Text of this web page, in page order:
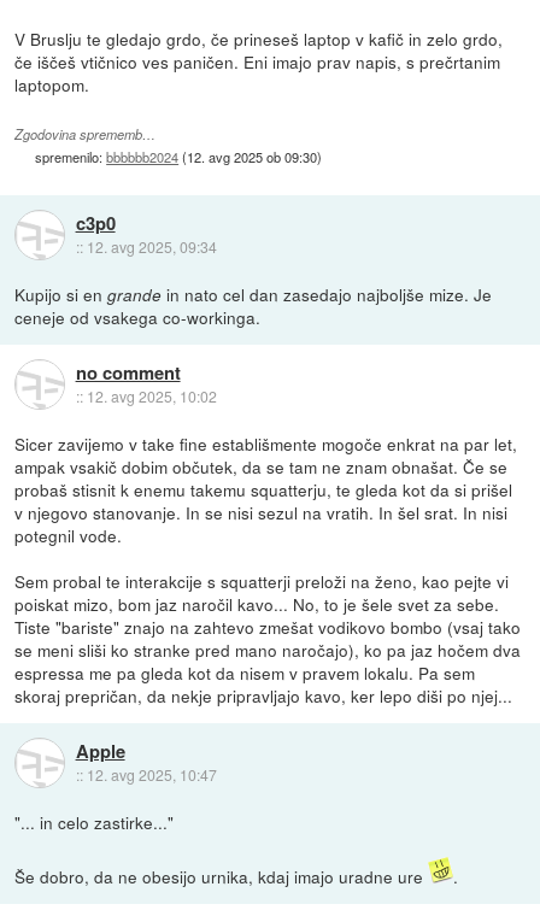
V Bruslju te gledajo grdo, če prineseš laptop v kafič in zelo grdo,
če iščeš vtičnico ves paničen. Eni imajo prav napis, s prečrtanim
laptopom.
Zgodovina sprememb…
spremenilo:bbbbbb2024(12. avg 2025 ob 09:30)
c3p0
:: 12. avg 2025, 09:34
Kupijo si engrande in nato cel dan zasedajo najboljše mize. Je
ceneje od vsakega co-workinga.
no comment
:: 12. avg 2025, 10:02
Sicer zavijemo v take fine establišmente mogoče enkrat na par let,
ampak vsakič dobim občutek, da se tam ne znam obnašat. Če se
probaš stisnit k enemu takemu squatterju, te gleda kot da si prišel
v njegovo stanovanje. In se nisi sezul na vratih. In šel srat. In nisi
potegnil vode.
Sem probal te interakcije s squatterji preloži na ženo, kao pejte vi
poiskat mizo, bom jaz naročil kavo... No, to je šele svet za sebe.
Tiste "bariste" znajo na zahtevo zmešat vodikovo bombo (vsaj tako
se meni sliši ko stranke pred mano naročajo), ko pa jaz hočem dva
espressa me pa gleda kot da nisem v pravem lokalu. Pa sem
skoraj prepričan, da nekje pripravljajo kavo, ker lepo diši po njej...
Apple
:: 12. avg 2025, 10:47
"... in celo zastirke..."
Še dobro, da ne obesijo urnika, kdaj imajo uradne ure .